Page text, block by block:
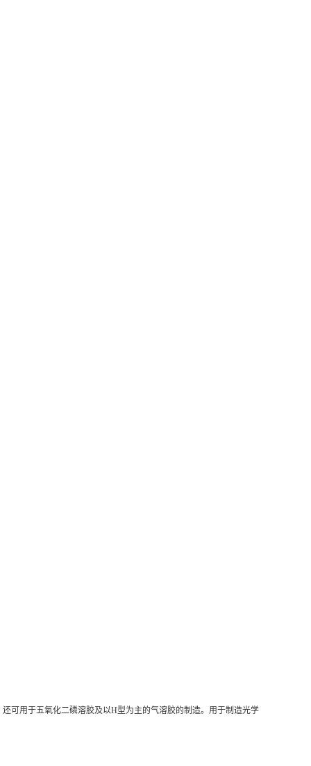
可用于五氧化二磷溶胶及以H型为主的气溶胶的制造。用于制造光学